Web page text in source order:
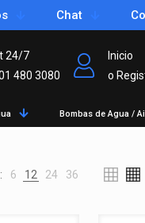
Chat
24/7
480 3080
Inicio
o
Bombas de Agua /
6 12 24 36